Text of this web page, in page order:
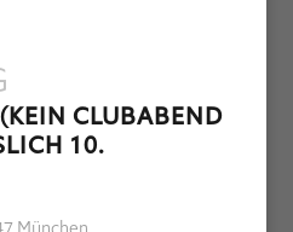
CLUBABEND
10. S